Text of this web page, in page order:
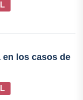
los casos de